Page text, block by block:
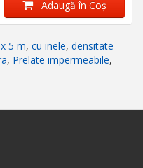
Adaugă în Coş
5 m, cu inele, densitate
, Prelate impermeabile,